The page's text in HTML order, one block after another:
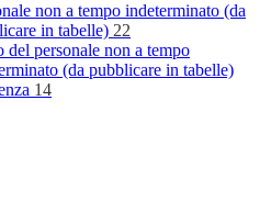
non a tempo indeterminato (da
in tabelle) 22
del personale non a tempo
(da pubblicare in tabelle)
14